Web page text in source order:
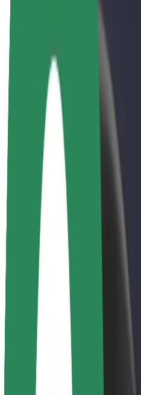
კურიერის
Bolt Food
ავტოპარკები
ფრენჩაიზი
კომპანია
ვაკანსიები
Bolt-ის შესახებ
Bolt და
ნულოვანი პროექტი
ბლოგი
სიახლეები
ბრენდის
მისია
ინვესტორებთან
ლიდერობა
ბრენდი